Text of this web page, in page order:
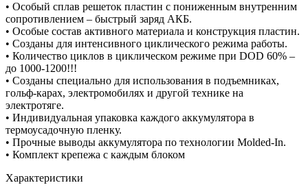
• Особый сплав решеток пластин с пониженным внутренним
сопротивлением – быстрый заряд АКБ.
• Особые состав активного материала и конструкция пластин.
• Созданы для интенсивного циклического режима работы.
• Количество циклов в циклическом режиме при DOD 60% –
до 1000-1200!!!
• Созданы специально для использования в подъемниках,
гольф-карах, электромобилях и другой технике на
электротяге.
• Индивидуальная упаковка каждого аккумулятора в
термоусадочную пленку.
• Прочные выводы аккумулятора по технологии Molded-In.
• Комплект крепежа с каждым блоком
Характеристики